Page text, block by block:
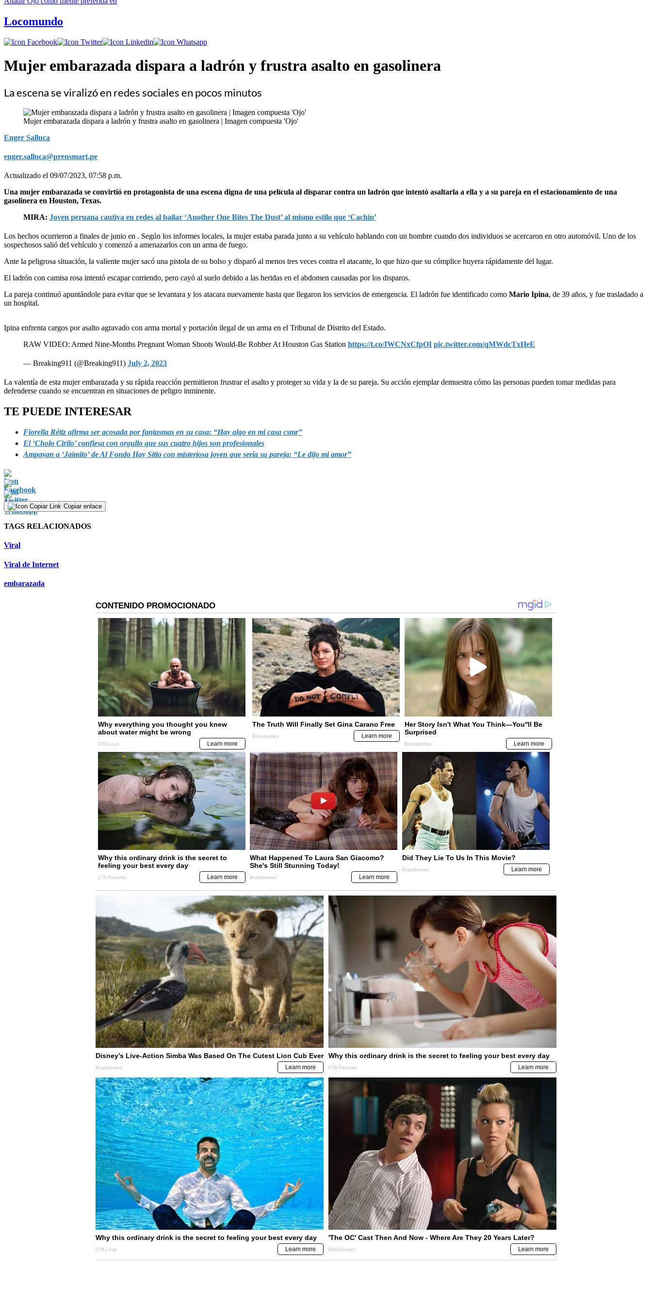
Locomundo
Mujer embarazada dispara a ladrón y frustra asalto en gasolinera
La escena se viralizó en redes sociales en pocos minutos
Mujer embarazada dispara a ladrón y frustra asalto en gasolinera | Imagen compuesta 'Ojo'
Enger Salluca
enger.salluca@prensmart.pe
Actualizado el 09/07/2023, 07:58 p.m.
Una mujer embarazada se convirtió en protagonista de una escena digna de una película al disparar contra un ladrón que intentó asaltarla a ella y a su pareja en el estacionamiento de una
gasolinera en Houston, Texas.
MIRA: Joven peruana cautiva en redes al bailar ‘Another One Bites The Dust’ al mismo estilo que ‘Cachin’
Los hechos ocurrieron a finales de junio en . Según los informes locales, la mujer estaba parada junto a su vehículo hablando con un hombre cuando dos individuos se acercaron en otro automóvil. Uno de los
sospechosos salió del vehículo y comenzó a amenazarlos con un arma de fuego.
Ante la peligrosa situación, la valiente mujer sacó una pistola de su bolso y disparó al menos tres veces contra el atacante, lo que hizo que su cómplice huyera rápidamente del lugar.
El ladrón con camisa rosa intentó escapar corriendo, pero cayó al suelo debido a las heridas en el abdomen causadas por los disparos.
La pareja continuó apuntándole para evitar que se levantara y los atacara nuevamente hasta que llegaron los servicios de emergencia. El ladrón fue identificado como Mario Ipina, de 39 años, y fue trasladado a
un hospital.
Ipina enfrenta cargos por asalto agravado con arma mortal y portación ilegal de un arma en el Tribunal de Distrito del Estado.
RAW VIDEO: Armed Nine-Months Pregnant Woman Shoots Would-Be Robber At Houston Gas Station https://t.co/IWCNxCfpOI pic.twitter.com/qMWdcTxHeE
— Breaking911 (@Breaking911) July 2, 2023
La valentía de esta mujer embarazada y su rápida reacción permitieron frustrar el asalto y proteger su vida y la de su pareja. Su acción ejemplar demuestra cómo las personas pueden tomar medidas para
defenderse cuando se encuentran en situaciones de peligro inminente.
TE PUEDE INTERESAR
Fiorella Rétiz afirma ser acosada por fantasmas en su casa: “Hay algo en mi casa csmr”
El ‘Cholo Cirilo’ confiesa con orgullo que sus cuatro hijos son profesionales
Ampayan a ‘Jaimito’ de Al Fondo Hay Sitio con misteriosa joven que sería su pareja: “Le dijo mi amor”
Copiar enlace
TAGS RELACIONADOS
Viral
Viral de Internet
embarazada